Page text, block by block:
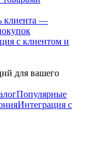
клиента —
с клиентом и
для вашего
Популярные
Интеграция с